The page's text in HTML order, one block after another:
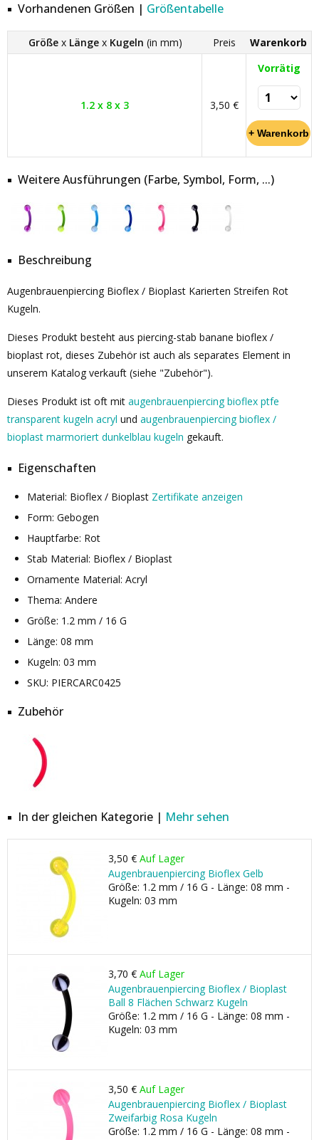
Vorhandenen Größen | Größentabelle
Größe x Länge x Kugeln (in mm) Preis Warenkorb
1.2 x 8 x 3 3,50 €
Vorrätig
Weitere Ausführungen (Farbe, Symbol, Form, ...)
Beschreibung
Augenbrauenpiercing Bioflex / Bioplast Karierten Streifen Rot
Kugeln.
Dieses Produkt besteht aus piercing-stab banane bioflex /
bioplast rot, dieses Zubehör ist auch als separates Element in
unserem Katalog verkauft (siehe "Zubehör").
Dieses Produkt ist oft mit augenbrauenpiercing bioflex ptfe
transparent kugeln acryl und augenbrauenpiercing bioflex /
bioplast marmoriert dunkelblau kugeln gekauft.
Eigenschaften
Material: Bioflex / Bioplast Zertifikate anzeigen
Form: Gebogen
Hauptfarbe: Rot
Stab Material: Bioflex / Bioplast
Ornamente Material: Acryl
Thema: Andere
Größe: 1.2 mm / 16 G
Länge: 08 mm
Kugeln: 03 mm
SKU: PIERCARC0425
Zubehör
In der gleichen Kategorie | Mehr sehen
3,50 € Auf Lager
Augenbrauenpiercing Bioflex Gelb
Größe: 1.2 mm / 16 G - Länge: 08 mm -
Kugeln: 03 mm
3,70 € Auf Lager
Augenbrauenpiercing Bioflex / Bioplast
Ball 8 Flächen Schwarz Kugeln
Größe: 1.2 mm / 16 G - Länge: 08 mm -
Kugeln: 03 mm
3,50 € Auf Lager
Augenbrauenpiercing Bioflex / Bioplast
Zweifarbig Rosa Kugeln
Größe: 1.2 mm / 16 G - Länge: 08 mm -